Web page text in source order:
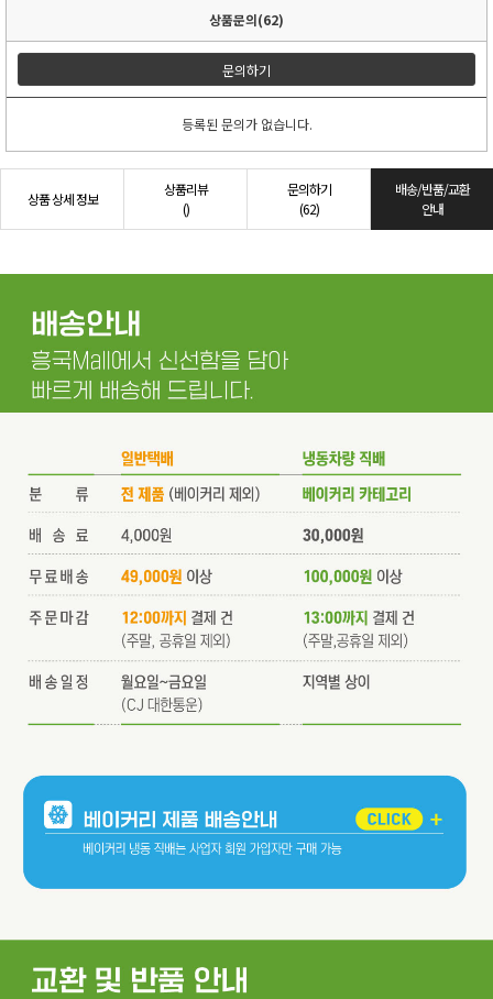
상품문의(62)
문의하기
등록된 문의가 없습니다.
상품 상세 정보
상품리뷰
()
문의하기
(62)
배송/반품/교환
안내